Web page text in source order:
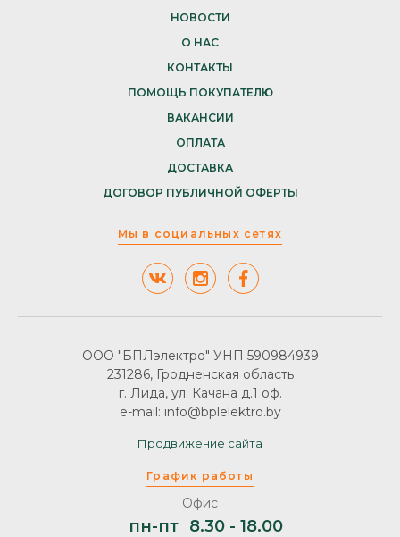
НОВОСТИ
О НАС
КОНТАКТЫ
ПОМОЩЬ ПОКУПАТЕЛЮ
ВАКАНСИИ
ОПЛАТА
ДОСТАВКА
ДОГОВОР ПУБЛИЧНОЙ ОФЕРТЫ
Мы в социальных сетях
График работы
Офис
пн-пт 8.30 - 18.00
ООО "БПЛэлектро" УНП 590984939
231286, Гродненская область
г. Лида, ул. Качана д.1 оф.
e-mail: info@bplelektro.by
Продвижение сайта